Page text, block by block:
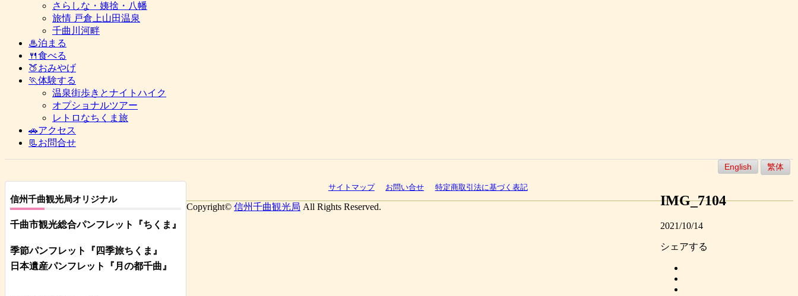
さらしな・姨捨・八幡
旅情 戸倉上山田温泉
千曲川河畔
♨泊まる
🍴食べる
🍑おみやげ
🏃体験する
温泉街歩きとナイトハイク
オプショナルツアー
レトロなちくま旅
🚗アクセス
📃お問合せ
English 繁体
IMG_7104
2021/10/14
シェアする
信州千曲観光局オリジナル
千曲市観光総合パンフレット 『ちくま』
季節パンフレット『四季旅ちくま』
日本遺産パンフレット
『月の都千曲』
サイトマップ お問い合せ 特定商取引法に基づく表記
Copyright© 信州千曲観光局 All Rights Reserved.